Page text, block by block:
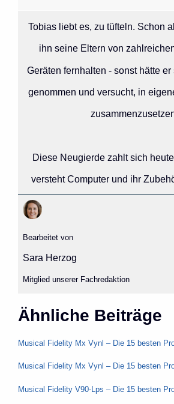
Tobias liebt es, zu tüfteln. Schon
ihn seine Eltern von
Geräten fernhalten - sonst hätte
genommen und versucht, in
Diese Neugierde zahlt sich
versteht Computer und ihr
Bearbeitet von
Sara Herzog
Mitglied unserer Fachredaktion
Ähnliche Beiträge
Musical Fidelity Mx Vynl – Die 15 besten
Musical Fidelity Mx Vynl – Die 15 besten
Musical Fidelity V90-Lps – Die 15 besten